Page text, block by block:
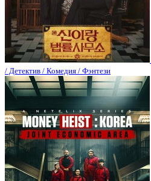
/ Детектив / Комедия / Фэнтези